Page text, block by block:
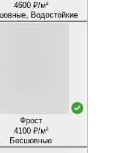
4600 ₽/м²
Бесшовные, Водостойкие
Фрост
4100 ₽/м²
Бесшовные